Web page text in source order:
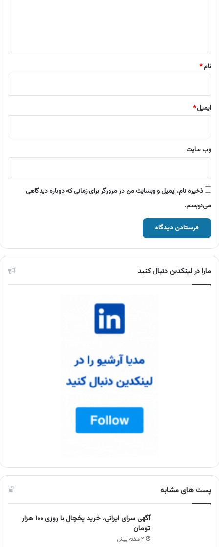
نام*
ایمیل*
وب‌ سایت
ذخیره نام، ایمیل و وبسایت من در مرورگر برای زمانی که دوباره دیدگاهی
می‌نویسم.
مارا در لینکدین دنبال کنید
پست های مشابه
آگهی سرای ایرانی، خرید یخچال با روزی ۱۰۰ هزار
تومان
۲ هفته پیش